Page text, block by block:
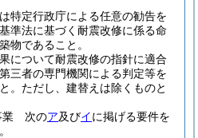
特定行政庁による任意の勧告を
準法に基づく耐震改修に係る命
物であること。
について耐震改修の指針に適合
三者の専門機関による判定等を
。 ただし、建替えは除くものと
業 次のア及びイに掲げる要件を